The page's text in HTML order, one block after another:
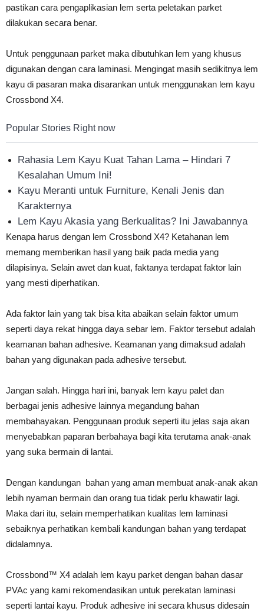
pastikan cara pengaplikasian lem serta peletakan parket
dilakukan secara benar.
Untuk penggunaan parket maka dibutuhkan lem yang khusus
digunakan dengan cara laminasi. Mengingat masih sedikitnya lem
kayu di pasaran maka disarankan untuk menggunakan lem kayu
Crossbond X4.
Popular Stories Right now
Rahasia Lem Kayu Kuat Tahan Lama – Hindari 7
Kesalahan Umum Ini!
Kayu Meranti untuk Furniture, Kenali Jenis dan
Karakternya
Lem Kayu Akasia yang Berkualitas? Ini Jawabannya
Kenapa harus dengan lem Crossbond X4? Ketahanan lem
memang memberikan hasil yang baik pada media yang
dilapisinya. Selain awet dan kuat, faktanya terdapat faktor lain
yang mesti diperhatikan.
Ada faktor lain yang tak bisa kita abaikan selain faktor umum
seperti daya rekat hingga daya sebar lem. Faktor tersebut adalah
keamanan bahan adhesive. Keamanan yang dimaksud adalah
bahan yang digunakan pada adhesive tersebut.
Jangan salah. Hingga hari ini, banyak lem kayu palet dan
berbagai jenis adhesive lainnya megandung bahan
membahayakan. Penggunaan produk seperti itu jelas saja akan
menyebabkan paparan berbahaya bagi kita terutama anak-anak
yang suka bermain di lantai.
Dengan kandungan bahan yang aman membuat anak-anak akan
lebih nyaman bermain dan orang tua tidak perlu khawatir lagi.
Maka dari itu, selain memperhatikan kualitas lem laminasi
sebaiknya perhatikan kembali kandungan bahan yang terdapat
didalamnya.
Crossbond™ X4 adalah lem kayu parket dengan bahan dasar
PVAc yang kami rekomendasikan untuk perekatan laminasi
seperti lantai kayu. Produk adhesive ini secara khusus didesain